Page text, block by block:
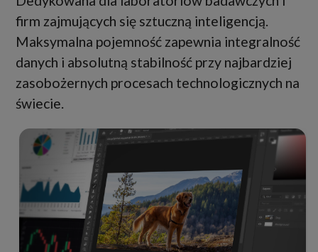
firm zajmujących się sztuczną inteligencją.
Maksymalna pojemność zapewnia integralność
danych i absolutną stabilność przy najbardziej
zasobożernych procesach technologicznych na
świecie.